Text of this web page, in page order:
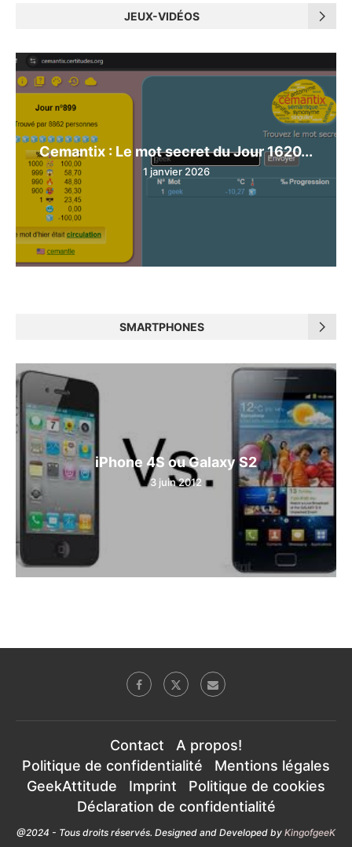
JEUX-VIDÉOS
Cemantix : Le mot secret du Jour 1620...
1 janvier 2026
SMARTPHONES
iPhone 4S ou Galaxy S2
3 juin 2012
Contact
A propos!
Politique de confidentialité
Mentions légales
GeekAttitude
Imprint
Politique de cookies
Déclaration de confidentialité
@2024 - Tous droits réservés. Designed and Developed by KingofgeeK